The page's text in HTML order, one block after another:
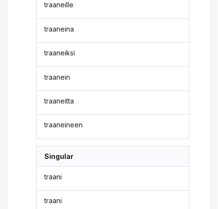
traaneille
traaneina
traaneiksi
traanein
traaneitta
traaneineen
Singular
traani
traani